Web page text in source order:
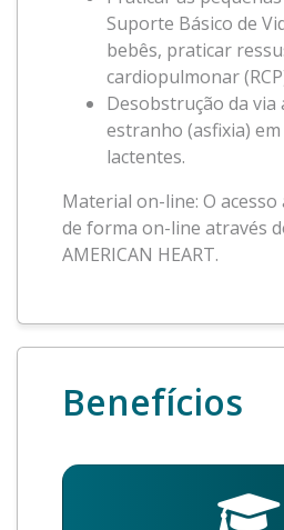
Suporte Básico de
bebês, praticar
cardiopulmonar
Desobstrução da
estranho (asfixia)
lactentes.
Material on-line: O
de forma on-line através
AMERICAN HEART.
Benefícios